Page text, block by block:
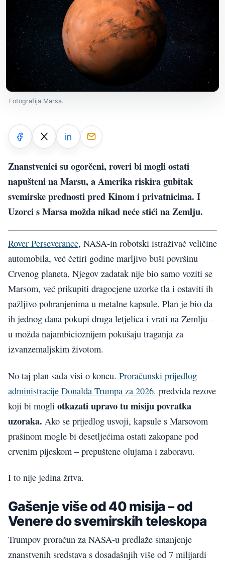
Fotografija Marsa.
Znanstvenici su ogorčeni, roveri bi mogli ostati
napušteni na Marsu, a Amerika riskira gubitak
svemirske prednosti pred Kinom i privatnicima. I
Uzorci s Marsa možda nikad neće stići na Zemlju.
Rover Perseverance, NASA-in robotski istraživač veličine
automobila, već četiri godine marljivo buši površinu
Crvenog planeta. Njegov zadatak nije bio samo voziti se
Marsom, već prikupiti dragocjene uzorke tla i ostaviti ih
pažljivo pohranjenima u metalne kapsule. Plan je bio da
ih jednog dana pokupi druga letjelica i vrati na Zemlju –
u možda najambicioznijem pokušaju traganja za
izvanzemaljskim životom.
No taj plan sada visi o koncu. Proračunski prijedlog
administracije Donalda Trumpa za 2026. predviđa rezove
koji bi mogli otkazati upravo tu misiju povratka
uzoraka. Ako se prijedlog usvoji, kapsule s Marsovom
prašinom mogle bi desetljećima ostati zakopane pod
crvenim pijeskom – prepuštene olujama i zaboravu.
I to nije jedina žrtva.
Gašenje više od 40 misija – od
Venere do svemirskih teleskopa
Trumpov proračun za NASA-u predlaže smanjenje
znanstvenih sredstava s dosadašnjih više od 7 milijardi